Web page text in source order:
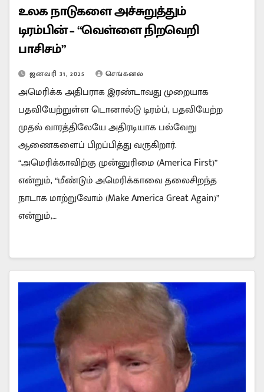
உலக நாடுகளை அச்சுறுத்தும்
டிரம்பின் – “வெள்ளை நிறவெறி
பாசிசம்”
ஜனவரி 31, 2025 செங்கனல்
அமெரிக்க அதிபராக இரண்டாவது முறையாக
பதவியேற்றுள்ள டொனால்டு டிரம்ப், பதவியேற்ற
முதல் வாரத்திலேயே அதிரடியாக பல்வேறு
ஆணைகளைப் பிறப்பித்து வருகிறார்.
“அமெரிக்காவிற்கு முன்னுரிமை (America First)”
என்றும், “மீண்டும் அமெரிக்காவை தலைசிறந்த
நாடாக மாற்றுவோம் (Make America Great Again)”
என்றும்,…